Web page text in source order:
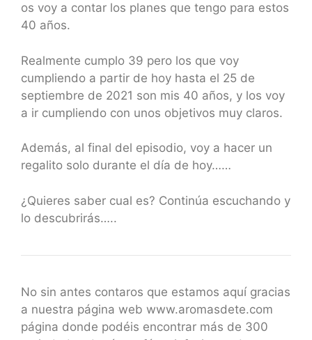
os voy a contar los planes que tengo para estos
40 años.
Realmente cumplo 39 pero los que voy
cumpliendo a partir de hoy hasta el 25 de
septiembre de 2021 son mis 40 años, y los voy
a ir cumpliendo con unos objetivos muy claros.
Además, al final del episodio, voy a hacer un
regalito solo durante el día de hoy……
¿Quieres saber cual es? Continúa escuchando y
lo descubrirás…..
No sin antes contaros que estamos aquí gracias
a nuestra página web www.aromasdete.com
página donde podéis encontrar más de 300